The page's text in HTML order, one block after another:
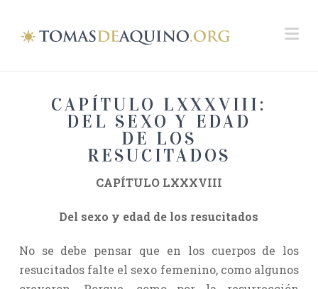
CAPÍTULO LXXXVIII:
DEL SEXO Y EDAD
DE LOS
RESUCITADOS
CAPÍTULO LXXXVIII
Del sexo y edad de los resucitados
No se debe pensar que en los cuerpos de los
resucitados falte el sexo femenino, como algunos